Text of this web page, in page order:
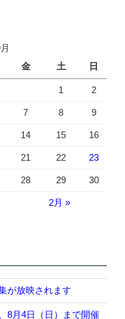
金 土 日
1 2
7 8 9
14 15 16
21 22 23
28 29 30
2月 »
が放映されます
8月4日（日）まで開催